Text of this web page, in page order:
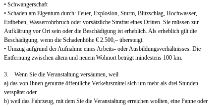
• Schwangerschaft
• Schaden am Eigentum durch: Feuer, Explosion, Sturm, Blitzschlag, Hochwasser,
Erdbeben, Wasserrohrbruch oder vorsätzliche Straftat eines Dritten. Sie müssen zur
Aufklärung vor Ort sein oder die Beschädigung ist erheblich. Als erheblich gilt die
Beschädigung, wenn die Schadenhöhe € 2.500,– übersteigt.
• Umzug aufgrund der Aufnahme eines Arbeits- oder Ausbildungsverhältnisses. Die
Entfernung zwischen altem und neuem Wohnort beträgt mindestens 100 km.
3. Wenn Sie die Veranstaltung versäumen, weil
a) das von Ihnen genutzte öffentliche Verkehrsmittel sich um mehr als drei Stunden
verspätet oder
b) weil das Fahrzeug, mit dem Sie die Veranstaltung erreichen wollten, eine Panne oder